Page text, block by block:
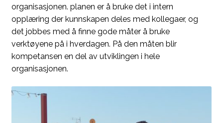
organisasjonen. planen er å bruke det i intern
opplæring der kunnskapen deles med kollegaer, og
det jobbes med å finne gode måter å bruke
verktøyene på i hverdagen. På den måten blir
kompetansen en del av utviklingen i hele
organisasjonen.